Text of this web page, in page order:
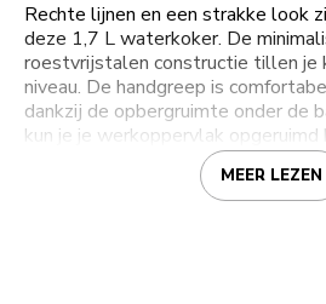
Rechte lijnen en een strakke look
deze 1,7 L waterkoker. De
roestvrijstalen constructie tillen je
niveau. De handgreep is
dankzij de opbergruimte onder de
kun je je werkoppervlak opgeruimd
MEER LEZEN